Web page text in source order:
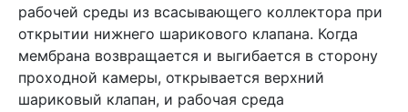
рабочей среды из всасывающего коллектора при
открытии нижнего шарикового клапана. Когда
мембрана возвращается и выгибается в сторону
проходной камеры, открывается верхний
шариковый клапан, и рабочая среда